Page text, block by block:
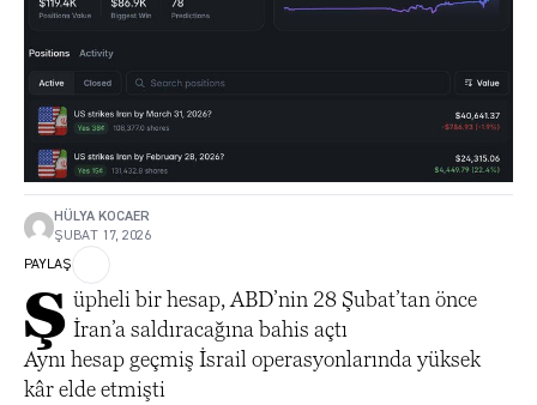
HÜLYA KOCAER
ŞUBAT 17, 2026
PAYLAŞ
Ş üpheli bir hesap, ABD’nin 28 Şubat’tan önce
İran’a saldıracağına bahis açtı
Aynı hesap geçmiş İsrail operasyonlarında yüksek
kâr elde etmişti